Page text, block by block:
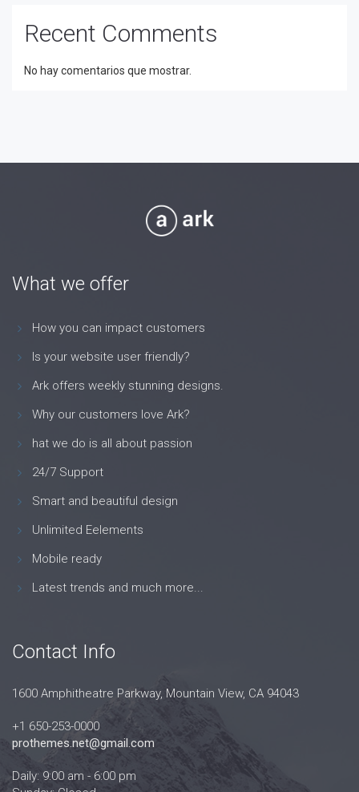
Recent Comments
No hay comentarios que mostrar.
What we offer
How you can impact customers
Is your website user friendly?
Ark offers weekly stunning designs.
Why our customers love Ark?
hat we do is all about passion
24/7 Support
Smart and beautiful design
Unlimited Eelements
Mobile ready
Latest trends and much more...
Contact Info
1600 Amphitheatre Parkway, Mountain View, CA 94043
+1 650-253-0000
prothemes.net@gmail.com
Daily: 9:00 am - 6:00 pm